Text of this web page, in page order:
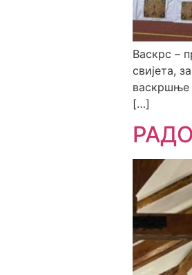
Васкрс –
свијета,
васкршње
[…]